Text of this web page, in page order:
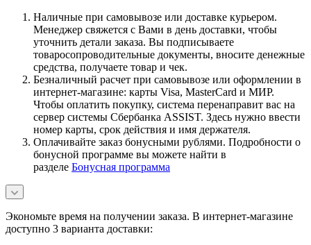
Наличные при самовывозе или доставке курьером.
Менеджер свяжется с Вами в день доставки, чтобы
уточнить детали заказа. Вы подписываете
товаросопроводительные документы, вносите денежные
средства, получаете товар и чек.
Безналичный расчет при самовывозе или оформлении в
интернет-магазине: карты Visa, MasterCard и МИР.
Чтобы оплатить покупку, система перенаправит вас на
сервер системы Сбербанка ASSIST. Здесь нужно ввести
номер карты, срок действия и имя держателя.
Оплачивайте заказ бонусными рублями. Подробности о
бонусной программе вы можете найти в
разделе Бонусная программа
Экономьте время на получении заказа. В интернет-магазине
доступно 3 варианта доставки: